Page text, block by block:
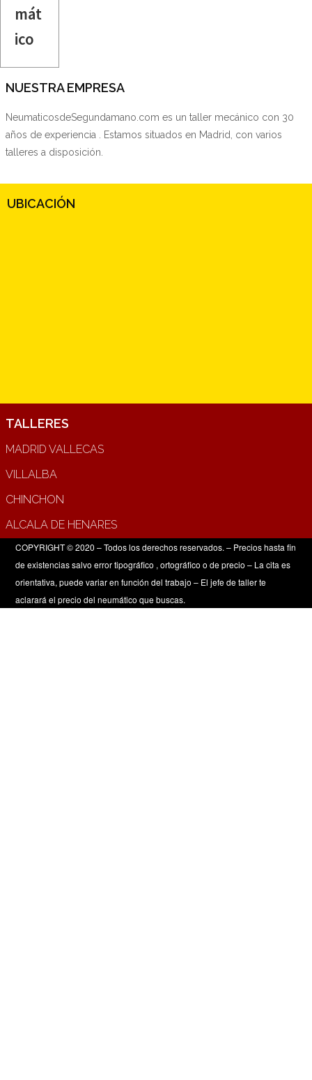
mát
ico
NUESTRA EMPRESA
NeumaticosdeSegundamano.com es un taller mecánico con 30
años de experiencia . Estamos situados en Madrid, con varios
talleres a disposición.
UBICACIÓN
TALLERES
MADRID VALLECAS
VILLALBA
CHINCHON
ALCALA DE HENARES
COPYRIGHT © 2020 – Todos los derechos reservados. – Precios hasta fin
de existencias salvo error tipográfico , ortográfico o de precio – La cita es
orientativa, puede variar en función del trabajo – El jefe de taller te
aclarará el precio del neumático que buscas.